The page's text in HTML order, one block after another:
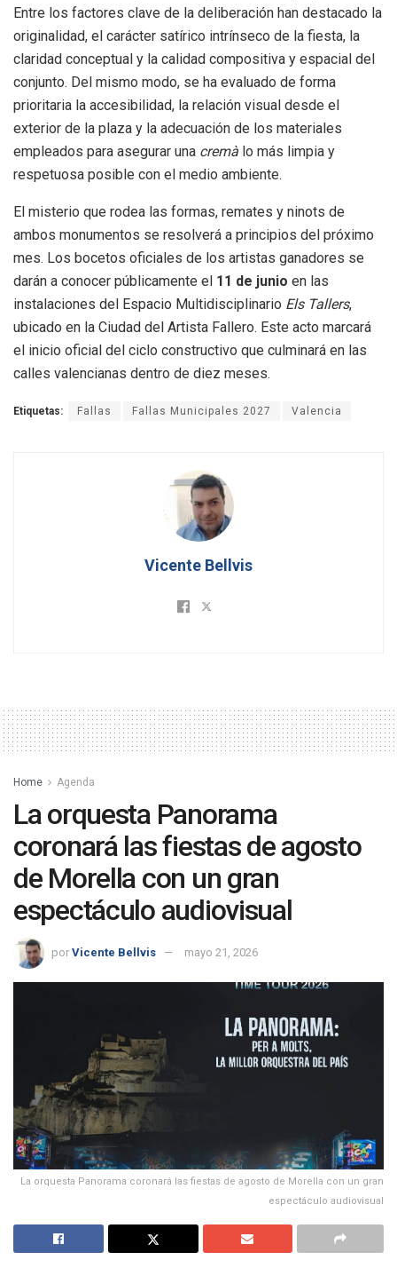
Entre los factores clave de la deliberación han destacado la
originalidad, el carácter satírico intrínseco de la fiesta, la
claridad conceptual y la calidad compositiva y espacial del
conjunto. Del mismo modo, se ha evaluado de forma
prioritaria la accesibilidad, la relación visual desde el
exterior de la plaza y la adecuación de los materiales
empleados para asegurar una cremà lo más limpia y
respetuosa posible con el medio ambiente.
El misterio que rodea las formas, remates y ninots de
ambos monumentos se resolverá a principios del próximo
mes. Los bocetos oficiales de los artistas ganadores se
darán a conocer públicamente el 11 de junio en las
instalaciones del Espacio Multidisciplinario Els Tallers,
ubicado en la Ciudad del Artista Fallero. Este acto marcará
el inicio oficial del ciclo constructivo que culminará en las
calles valencianas dentro de diez meses.
Etiquetas: Fallas Fallas Municipales 2027 Valencia
Vicente Bellvis
Home Agenda
La orquesta Panorama
coronará las fiestas de agosto
de Morella con un gran
espectáculo audiovisual
por Vicente Bellvis mayo 21, 2026
La orquesta Panorama coronará las fiestas de agosto de Morella con un gran
espectáculo audiovisual